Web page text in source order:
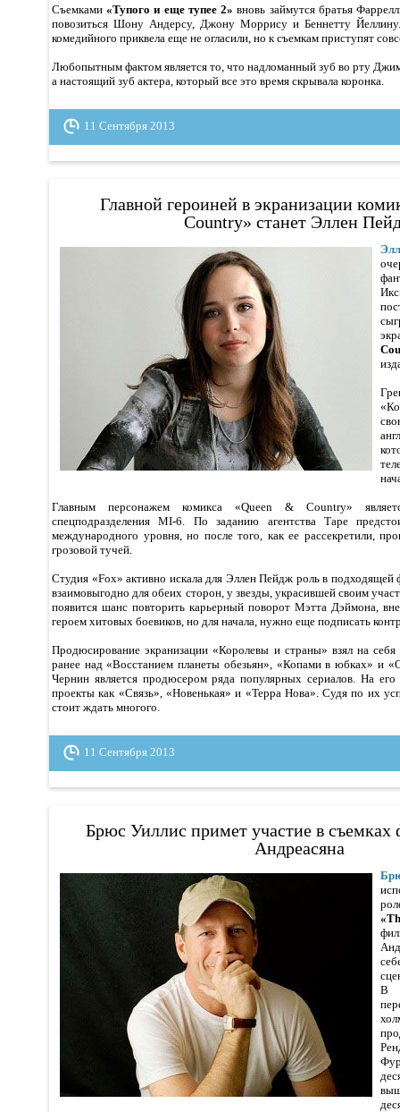
Съемками«Тупого и еще тупее 2» вновь займутся братья
повозиться Шону Андерсу, Джону Моррису и Беннетту
комедийного приквела еще не огласили, но к съемкам приступят
Любопытным фактом является то, что надломанный зуб во рту
а настоящий зуб актера, который все это время скрывала коронка.
11 Сентября 2013
Главной героиней в экранизации
Country» станет Эллен
Главным персонажем комикса «Queen & Country»
спецподразделения MI-6. По заданию агентства Таре
международного уровня, но после того, как ее рассекретили,
грозовой тучей.
Студия «Fox» активно искала для Эллен Пейдж роль в подходящей
взаимовыгодно для обеих сторон, у звезды, украсившей своим
появится шанс повторить карьерный поворот Мэтта Дэймона,
героем хитовых боевиков, но для начала, нужно еще подписать
Продюсирование экранизации «Королевы и страны» взял на
ранее над «Восстанием планеты обезьян», «Копами в юбках» и
Чернин является продюсером ряда популярных сериалов. На его
проекты как «Связь», «Новенькая» и «Терра Нова». Судя по их
стоит ждать многого.
11 Сентября 2013
Брюс Уиллис примет участие в съемках
Андреасяна
В